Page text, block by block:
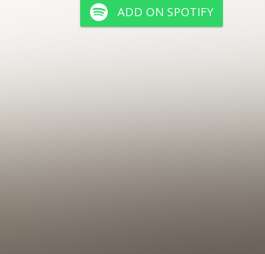
ADD ON SPOTIFY